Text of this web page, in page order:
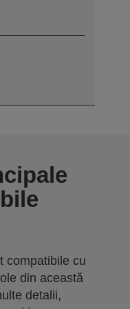
compatibile cu
din această
detalii,